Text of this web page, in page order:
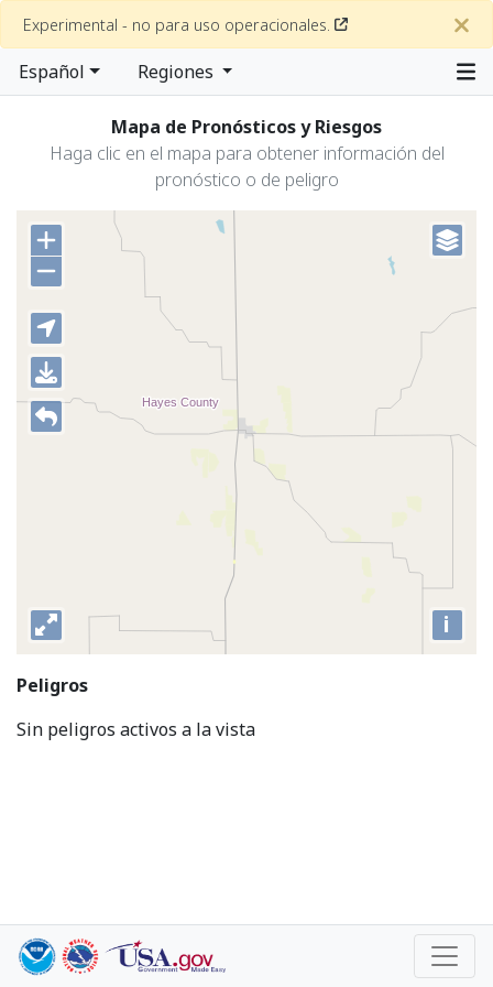
Experimental - no para uso operacionales.
Español Regiones
Mapa de Pronósticos y Riesgos
Haga clic en el mapa para obtener información del
pronóstico o de peligro
i
Peligros
Sin peligros activos a la vista